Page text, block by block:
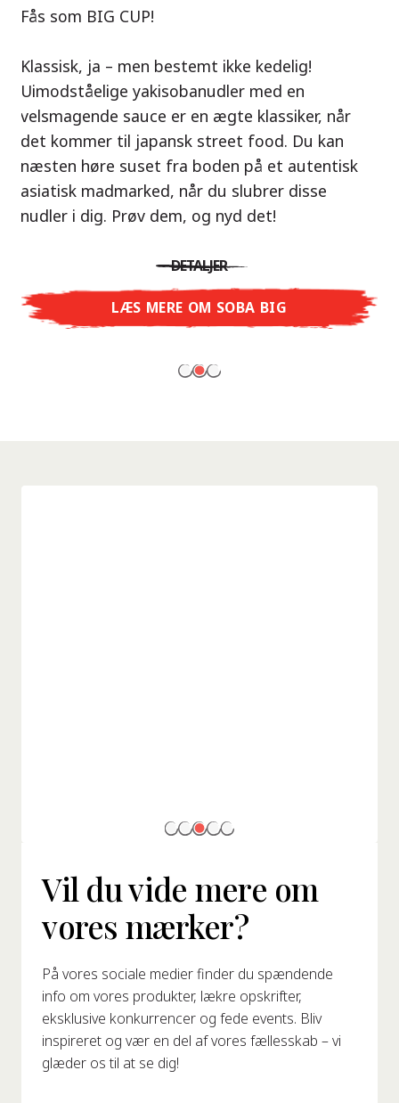
Tonkotsu!
Tre smagsuniverser, ét mål: ægte ramen i
restaurantkvalitet – uden restauranten.
Med Nissin Ramen Premium oplever du japansk
ramen på et helt nyt niveau: frisk og aromatisk
med Shoyu Yuzu, krydret og fyldig med Spicy
restaurantsmag – lige til at nyde derhjemme!
LÆS MERE
Fås som BIG CUP!
Klassisk, ja – men bestemt ikke kedelig!
Uimodståelige yakisobanudler med en
velsmagende sauce er en ægte klassiker, når
det kommer til japansk street food. Du kan
næsten høre suset fra boden på et autentisk
asiatisk madmarked, når du slubrer disse
nudler i dig. Prøv dem, og nyd det!
DETALJER
LÆS MERE OM SOBA BIG
Vores anbefaling: Tag på smagseventyr til
Chicken!
En ramen-suppe er en perfekt balance af
harmoniske smage – præcis som det
thailandske køkken. Den karamelliserede
kyllingesmag kombineret med duften af ristet
hvidløg giver dig en autentisk asiatisk
DETALJER
LÆS MERE OM NISSIN RAMEN
Vil du vide mere om
vores mærker?
På vores sociale medier finder du spændende
info om vores produkter, lækre opskrifter,
eksklusive konkurrencer og fede events. Bliv
inspireret og vær en del af vores fællesskab – vi
glæder os til at se dig!